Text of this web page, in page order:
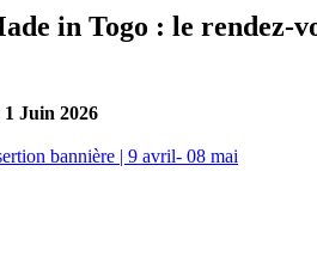
in Togo : le rendez-
1 Juin 2026